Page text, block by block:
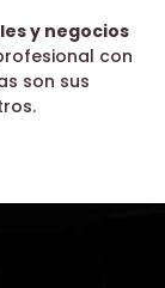
y negocios
con
son sus